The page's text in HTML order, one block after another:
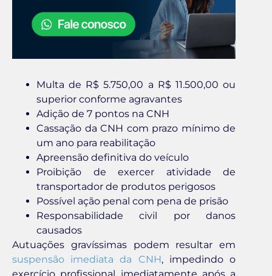
Multa de R$ 5.750,00 a R$ 11.500,00 ou
superior conforme agravantes
Adição de 7 pontos na CNH
Cassação da CNH com prazo mínimo de
um ano para reabilitação
Apreensão definitiva do veículo
Proibição de exercer atividade de
transportador de produtos perigosos
Possível ação penal com pena de prisão
Responsabilidade civil por danos
causados
Autuações gravíssimas podem resultar em
suspensão imediata da CNH, impedindo o